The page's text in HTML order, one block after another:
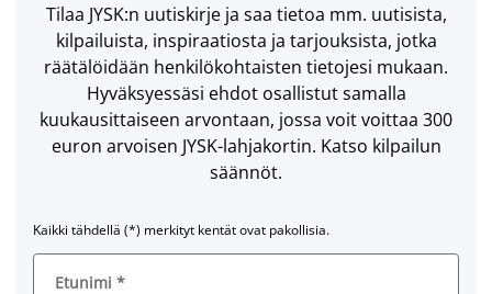
Tilaa JYSK:n uutiskirje ja saa tietoa mm. uutisista,
kilpailuista, inspiraatiosta ja tarjouksista, jotka
räätälöidään henkilökohtaisten tietojesi mukaan.
Hyväksyessäsi ehdot osallistut samalla
kuukausittaiseen arvontaan, jossa voit voittaa 300
euron arvoisen JYSK-lahjakortin. Katso kilpailun
säännöt.
Kaikki tähdellä (*) merkityt kentät ovat pakollisia.
Etunimi *